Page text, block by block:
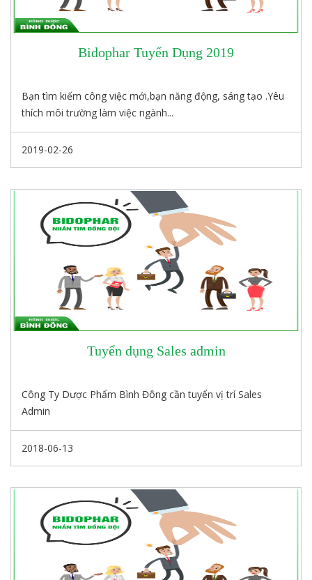
Bidophar Tuyển Dụng 2019
Bạn tìm kiếm công việc mới,bạn năng động, sáng tạo .Yêu
thích môi trường làm việc ngành...
2019-02-26
Tuyển dụng Sales admin
Công Ty Dược Phẩm Bình Đông cần tuyển vị trí Sales
Admin
2018-06-13